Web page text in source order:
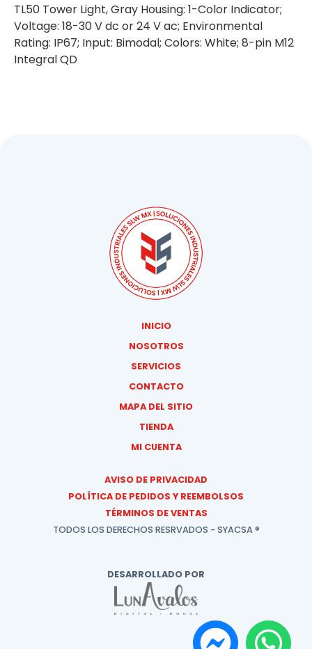
TL50 Tower Light, Gray Housing: 1-Color Indicator;
Voltage: 18-30 V dc or 24 V ac; Environmental
Rating: IP67; Input: Bimodal; Colors: White; 8-pin M12
Integral QD
INICIO
NOSOTROS
SERVICIOS
CONTACTO
MAPA DEL SITIO
TIENDA
MI CUENTA
AVISO DE PRIVACIDAD
POLÍTICA DE PEDIDOS Y REEMBOLSOS
TÉRMINOS DE VENTAS
TODOS LOS DERECHOS RESRVADOS - SYACSA ®
DESARROLLADO POR